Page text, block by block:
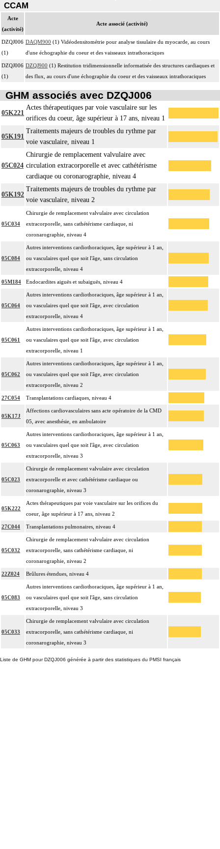
CCAM
Acte
(activité)
Acte associé (activité)
DZQJ006
(1)
DAQM900 (1) Vidéodensitométrie pour analyse tissulaire du myocarde, au cours
d'une échographie du coeur et des vaisseaux intrathoraciques
DZQJ006
(1)
DZQJ900 (1) Restitution tridimensionnelle informatisée des structures cardiaques et
des flux, au cours d'une échographie du coeur et des vaisseaux intrathoraciques
GHM associés avec DZQJ006
05K221
Actes thérapeutiques par voie vasculaire sur les
orifices du coeur, âge supérieur à 17 ans, niveau 1
05K191
Traitements majeurs de troubles du rythme par
voie vasculaire, niveau 1
05C024
Chirurgie de remplacement valvulaire avec
circulation extracorporelle et avec cathétérisme
cardiaque ou coronarographie, niveau 4
05K192
Traitements majeurs de troubles du rythme par
voie vasculaire, niveau 2
05C034
Chirurgie de remplacement valvulaire avec circulation
extracorporelle, sans cathétérisme cardiaque, ni
coronarographie, niveau 4
05C084
Autres interventions cardiothoraciques, âge supérieur à 1 an,
ou vasculaires quel que soit l'âge, sans circulation
extracorporelle, niveau 4
05M184 Endocardites aiguës et subaiguës, niveau 4
05C064
Autres interventions cardiothoraciques, âge supérieur à 1 an,
ou vasculaires quel que soit l'âge, avec circulation
extracorporelle, niveau 4
05C061
Autres interventions cardiothoraciques, âge supérieur à 1 an,
ou vasculaires quel que soit l'âge, avec circulation
extracorporelle, niveau 1
05C062
Autres interventions cardiothoraciques, âge supérieur à 1 an,
ou vasculaires quel que soit l'âge, avec circulation
extracorporelle, niveau 2
27C054 Transplantations cardiaques, niveau 4
05K17J
Affections cardiovasculaires sans acte opératoire de la CMD
05, avec anesthésie, en ambulatoire
05C063
Autres interventions cardiothoraciques, âge supérieur à 1 an,
ou vasculaires quel que soit l'âge, avec circulation
extracorporelle, niveau 3
05C023
Chirurgie de remplacement valvulaire avec circulation
extracorporelle et avec cathétérisme cardiaque ou
coronarographie, niveau 3
05K222
Actes thérapeutiques par voie vasculaire sur les orifices du
coeur, âge supérieur à 17 ans, niveau 2
27C044 Transplantations pulmonaires, niveau 4
05C032
Chirurgie de remplacement valvulaire avec circulation
extracorporelle, sans cathétérisme cardiaque, ni
coronarographie, niveau 2
22Z024 Brûlures étendues, niveau 4
05C083
Autres interventions cardiothoraciques, âge supérieur à 1 an,
ou vasculaires quel que soit l'âge, sans circulation
extracorporelle, niveau 3
05C033
Chirurgie de remplacement valvulaire avec circulation
extracorporelle, sans cathétérisme cardiaque, ni
coronarographie, niveau 3
Liste de GHM pour DZQJ006 générée à partir des statistiques du PMSI français